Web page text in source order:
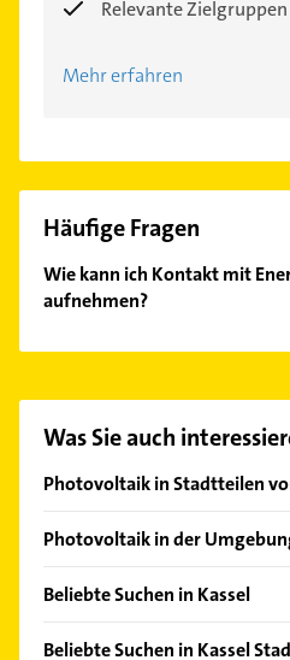
Relevante
Mehr erfahren
Häufige Fragen
Wie kann ich Kontakt mit
aufnehmen?
finden Sie alleKontaktdaten.
Was Sie auch
Photovoltaik in Stadtteilen
West
Photovoltaik in der
Niestetal
Baunatal
Beliebte Suchen in Kassel
Elektroinstallation
Beliebte Suchen in Kassel